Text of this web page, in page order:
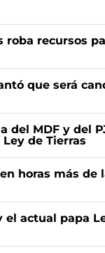
recursos
que será
del MDF y del
de Tierras
horas más
el actual papa